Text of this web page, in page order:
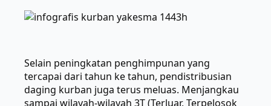
Selain peningkatan penghimpunan yang
tercapai dari tahun ke tahun, pendistribusian
daging kurban juga terus meluas. Menjangkau
sampai wilayah-wilayah 3T (Terluar, Terpelosok